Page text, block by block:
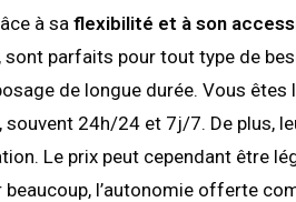
à sa flexibilité et à son
parfaits pour tout type de
de longue durée. Vous
24h/24 et 7j/7. De plus,
Le prix peut cependant être
l’autonomie offerte